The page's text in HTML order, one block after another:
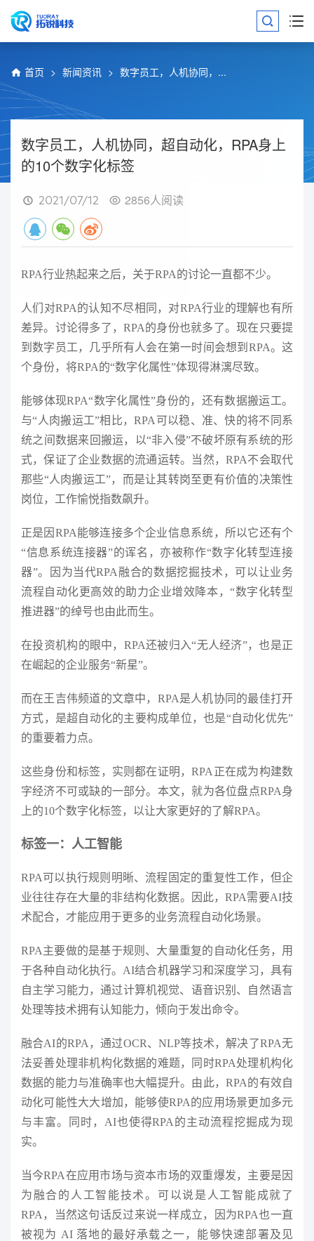
首页 新闻资讯 数字员工，人机协同，...
数字员工，人机协同，超自动化，RPA身上
的10个数字化标签
2021/07/12 2856人阅读
RPA行业热起来之后，关于RPA的讨论一直都不少。
人们对RPA的认知不尽相同，对RPA行业的理解也有所
差异。讨论得多了，RPA的身份也就多了。现在只要提
到数字员工，几乎所有人会在第一时间会想到RPA。这
个身份，将RPA的“数字化属性”体现得淋漓尽致。
能够体现RPA“数字化属性”身份的，还有数据搬运工。
与“人肉搬运工”相比，RPA可以稳、准、快的将不同系
统之间数据来回搬运，以“非入侵”不破坏原有系统的形
式，保证了企业数据的流通运转。当然，RPA不会取代
那些“人肉搬运工”，而是让其转岗至更有价值的决策性
岗位，工作愉悦指数飙升。
正是因RPA能够连接多个企业信息系统，所以它还有个
“信息系统连接器”的诨名，亦被称作“数字化转型连接
器”。因为当代RPA融合的数据挖掘技术，可以让业务
流程自动化更高效的助力企业增效降本，“数字化转型
推进器”的绰号也由此而生。
在投资机构的眼中，RPA还被归入“无人经济”，也是正
在崛起的企业服务“新星”。
而在王吉伟频道的文章中，RPA是人机协同的最佳打开
方式，是超自动化的主要构成单位，也是“自动化优先”
的重要着力点。
这些身份和标签，实则都在证明，RPA正在成为构建数
字经济不可或缺的一部分。本文，就为各位盘点RPA身
上的10个数字化标签，以让大家更好的了解RPA。
标签一：人工智能
RPA可以执行规则明晰、流程固定的重复性工作，但企
业往往存在大量的非结构化数据。因此，RPA需要AI技
术配合，才能应用于更多的业务流程自动化场景。
RPA主要做的是基于规则、大量重复的自动化任务，用
于各种自动化执行。AI结合机器学习和深度学习，具有
自主学习能力，通过计算机视觉、语音识别、自然语言
处理等技术拥有认知能力，倾向于发出命令。
融合AI的RPA，通过OCR、NLP等技术，解决了RPA无
法妥善处理非机构化数据的难题，同时RPA处理机构化
数据的能力与准确率也大幅提升。由此，RPA的有效自
动化可能性大大增加，能够使RPA的应用场景更加多元
与丰富。同时，AI也使得RPA的主动流程挖掘成为现
实。
当今RPA在应用市场与资本市场的双重爆发，主要是因
为融合的人工智能技术。可以说是人工智能成就了
RPA，当然这句话反过来说一样成立，因为RPA也一直
被视为 AI 落地的最好承载之一，能够快速部署及见